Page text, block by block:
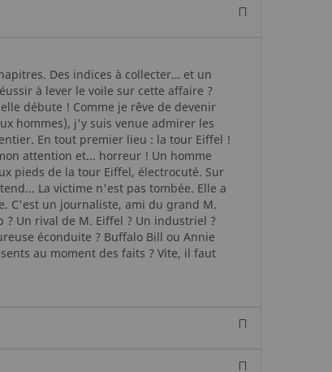
Des indices à collecter… et un
à lever le voile sur cette affaire ?
débute ! Comme je rêve de devenir
hommes), j'y suis venue admirer les
En tout premier lieu : la tour Eiffel !
attention et... horreur ! Un homme
pieds de la tour Eiffel, électrocuté. Sur
La victime n'est pas tombée. Elle a
C'est un journaliste, ami du grand M.
? Un rival de M. Eiffel ? Un industriel ?
éconduite ? Buffalo Bill ou Annie
au moment des faits ? Vite, il faut